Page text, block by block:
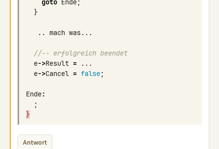
goto Ende;
}
.. mach was...
//-- erfolgreich beendet
e->Result =
...
e->Cancel = false;
Ende:
;
}
Antwort